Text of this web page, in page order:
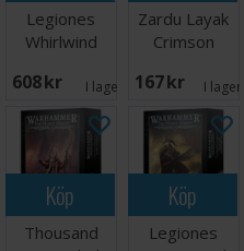
Legiones
Whirlwind
608 SEK I lager:
Zardu Layak
Crimson
(Hardback)
167 SEK I lager:
Köp
Thousand
Köp
Legiones